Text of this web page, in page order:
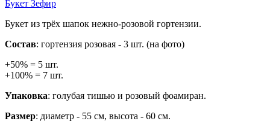
Букет Зефир
Букет из трёх шапок нежно-розовой гортензии.
Состав: гортензия розовая - 3 шт. (на фото)
+50% = 5 шт.
+100% = 7 шт.
Упаковка: голубая тишью и розовый фоамиран.
Размер: диаметр - 55 см, высота - 60 см.